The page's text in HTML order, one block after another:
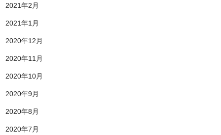
2021年2月
2021年1月
2020年12月
2020年11月
2020年10月
2020年9月
2020年8月
2020年7月